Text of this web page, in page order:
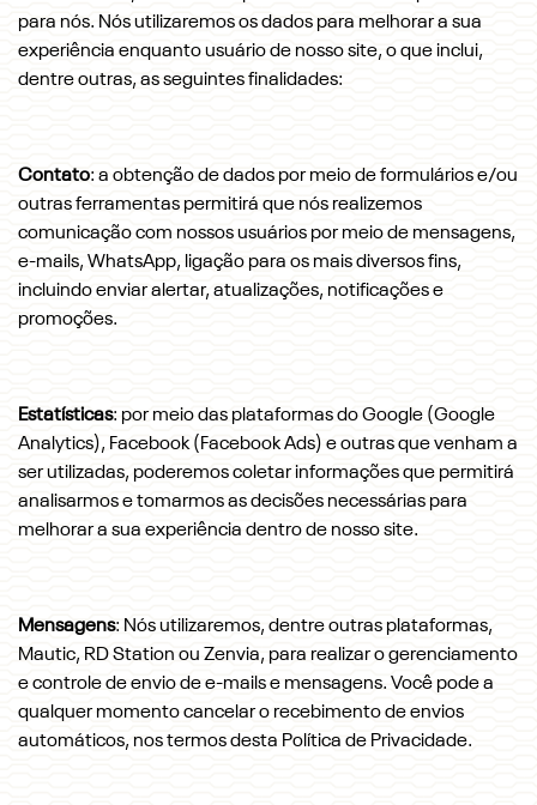
para nós. Nós utilizaremos os dados para melhorar a sua
experiência enquanto usuário de nosso site, o que inclui,
dentre outras, as seguintes finalidades:
Contato: a obtenção de dados por meio de formulários e/ou
outras ferramentas permitirá que nós realizemos
comunicação com nossos usuários por meio de mensagens,
e-mails, WhatsApp, ligação para os mais diversos fins,
incluindo enviar alertar, atualizações, notificações e
promoções.
Estatísticas: por meio das plataformas do Google (Google
Analytics), Facebook (Facebook Ads) e outras que venham a
ser utilizadas, poderemos coletar informações que permitirá
analisarmos e tomarmos as decisões necessárias para
melhorar a sua experiência dentro de nosso site.
Mensagens: Nós utilizaremos, dentre outras plataformas,
Mautic, RD Station ou Zenvia, para realizar o gerenciamento
e controle de envio de e-mails e mensagens. Você pode a
qualquer momento cancelar o recebimento de envios
automáticos, nos termos desta Política de Privacidade.